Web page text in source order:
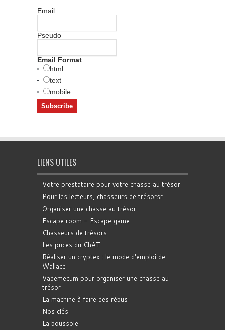
Email
Pseudo
Email Format
html
text
mobile
LIENS UTILES
Votre prestataire pour votre chasse au trésor
Pour les lecteurs, chasseurs de trésorsr
Organiser une chasse au trésor
Escape room - Escape game
Chasseurs de trésors
Les puces du ChAT
Réaliser un cryptex : le mode d'emploi de
Wallace
Vademecum pour organiser une chasse au
trésor
La machine à faire des rébus
Nos clés
La boussole